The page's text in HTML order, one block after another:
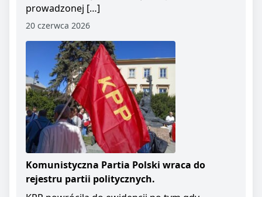
prowadzonej […]
20 czerwca 2026
Komunistyczna Partia Polski wraca do
rejestru partii politycznych.